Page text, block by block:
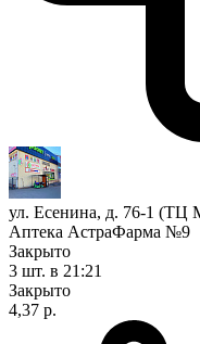
ул. Есенина, д. 76-1 (ТЦ
Аптека АстраФарма №9
Закрыто
3 шт. в 21:21
Закрыто
4,37 р.